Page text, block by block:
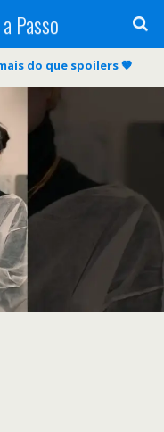
Passo
do que spoilers 🤎